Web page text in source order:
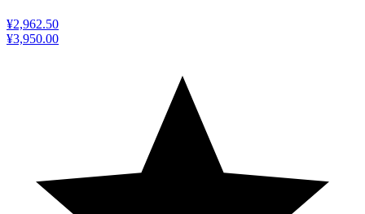
¥2,962.50
¥3,950.00